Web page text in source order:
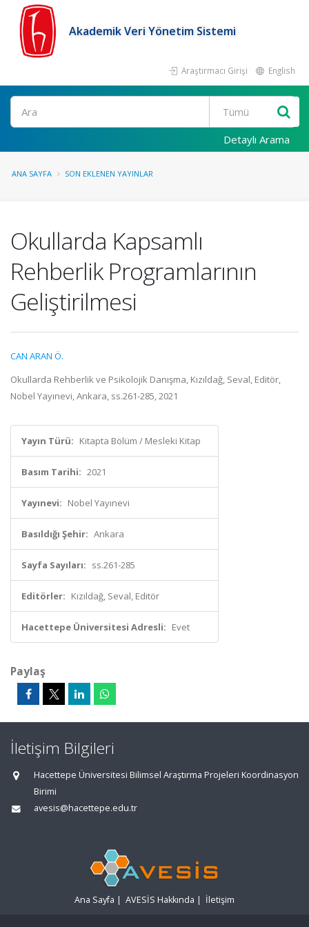
Akademik Veri Yönetim Sistemi
Araştırmacı Girişi English
Ara
Detaylı Arama
ANA SAYFA SON EKLENEN YAYINLAR
Okullarda Kapsamlı
Rehberlik Programlarının
Geliştirilmesi
CAN ARAN Ö.
Okullarda Rehberlik ve Psikolojik Danışma, Kızıldağ, Seval, Editör,
Nobel Yayınevi, Ankara, ss.261-285, 2021
Yayın Türü: Kitapta Bölüm / Mesleki Kitap
Basım Tarihi: 2021
Yayınevi: Nobel Yayınevi
Basıldığı Şehir: Ankara
Sayfa Sayıları: ss.261-285
Editörler: Kızıldağ, Seval, Editör
Hacettepe Üniversitesi Adresli: Evet
Paylaş
İletişim Bilgileri
Hacettepe Üniversitesi Bilimsel Araştırma Projeleri Koordinasyon
Birimi
avesis@hacettepe.edu.tr
Ana Sayfa | AVESİS Hakkında | İletişim